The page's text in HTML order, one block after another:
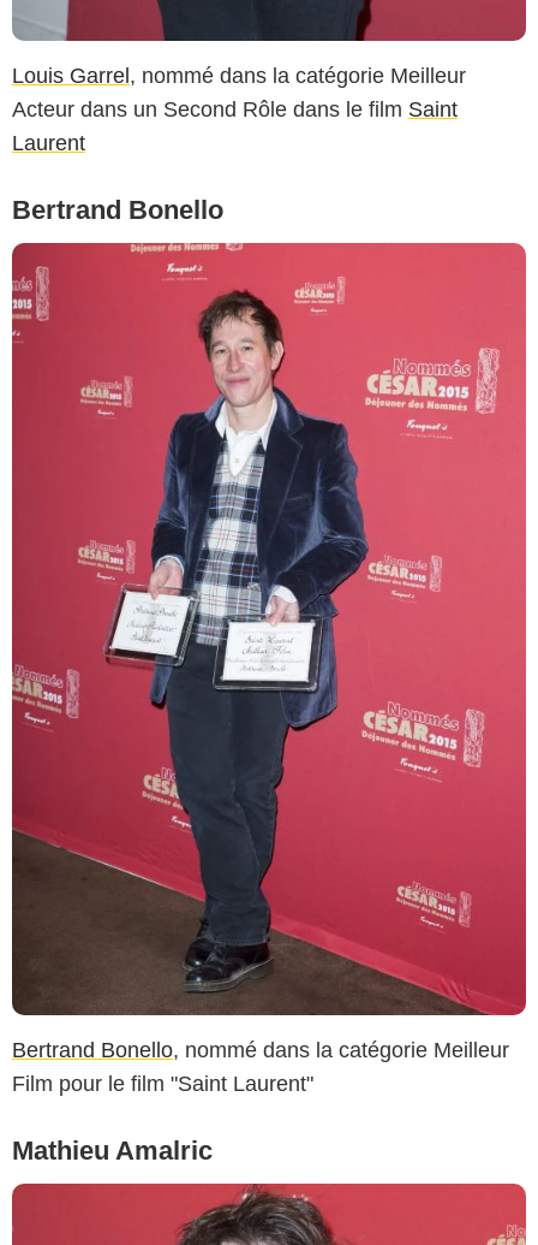
Louis Garrel , nommé dans la catégorie Meilleur
Acteur dans un Second Rôle dans le film Saint
Laurent
Bertrand Bonello
Bertrand Bonello, nommé dans la catégorie Meilleur
Film pour le film "Saint Laurent"
Mathieu Amalric